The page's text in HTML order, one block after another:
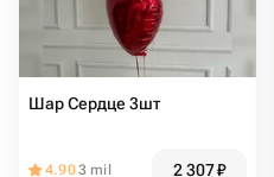
Шар Сердце 3шт
4.903 mil 2 307₽